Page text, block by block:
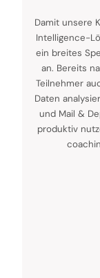
Damit unsere
Intelligence-
ein breites
an. Bereits
Teilnehmer
Daten
und Mail &
produktiv